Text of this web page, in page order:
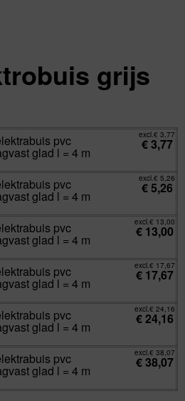
grijs
pvc
glad l = 4 m
excl.€ 3,77
€3,77
pvc
glad l = 4 m
excl.€ 5,26
€5,26
pvc
glad l = 4 m
excl.€ 13,00
€ 13,00
pvc
glad l = 4 m
excl.€ 17,67
€ 17,67
pvc
glad l = 4 m
excl.€ 24,16
€24,16
pvc
glad l = 4 m
excl.€ 38,07
€38,07